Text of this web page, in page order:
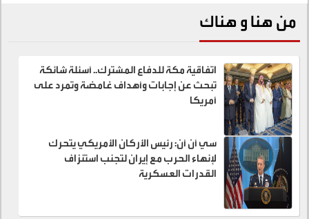
من هنا و هناك
اتفاقية مكة للدفاع المشترك.. أسئلة شائكة
تبحث عن إجابات وأهداف غامضة وتمرد على
أمريكا
سي أن أن: رئيس الأركان الأمريكي يتحرك
لإنهاء الحرب مع إيران لتجنب استنزاف
القدرات العسكرية